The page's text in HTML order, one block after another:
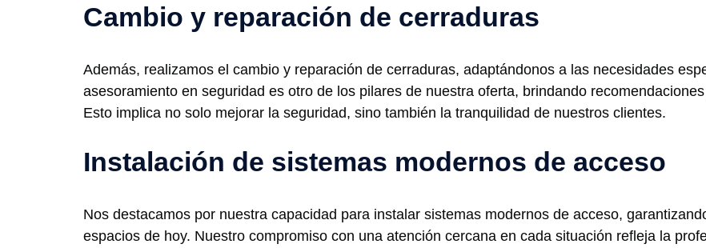
Cambio y reparación de cerraduras
Además, realizamos el cambio y reparación de cerraduras, adaptándonos a las necesidades
asesoramiento en seguridad es otro de los pilares de nuestra oferta, brindando
Esto implica no solo mejorar la seguridad, sino también la tranquilidad de nuestros clientes.
Instalación de sistemas modernos de acceso
Nos destacamos por nuestra capacidad para instalar sistemas modernos de acceso,
espacios de hoy. Nuestro compromiso con una atención cercana en cada situación refleja la